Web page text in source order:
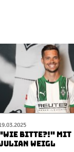
BITTE?!" MIT
WEIGL